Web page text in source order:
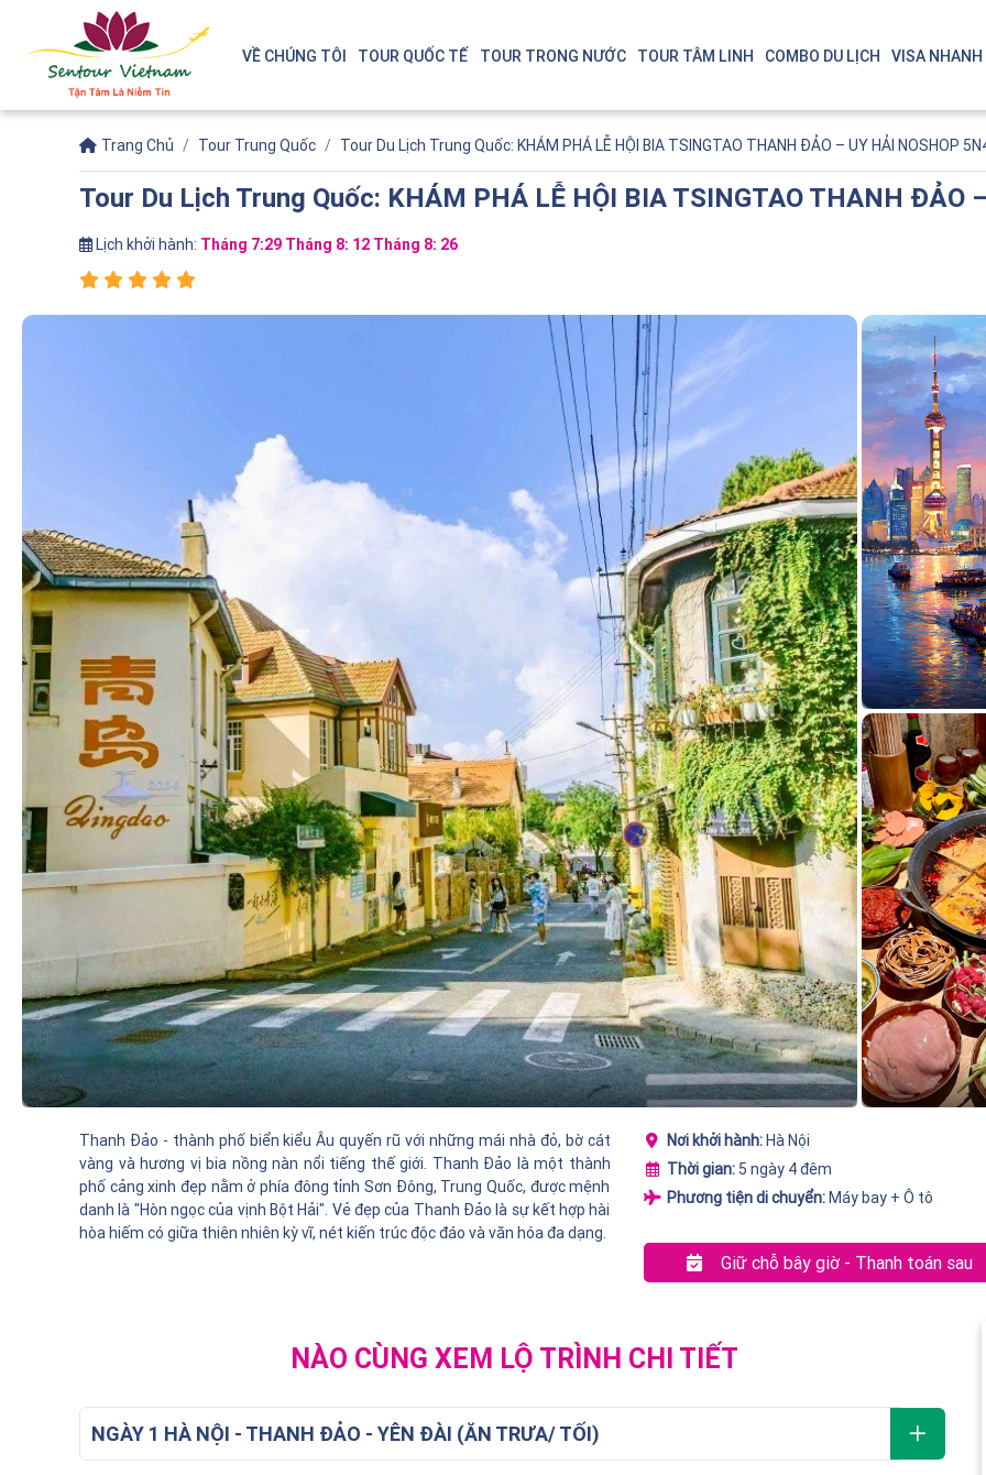
VỀ CHÚNG TÔI TOUR QUỐC TẾ TOUR TRONG NƯỚC TOUR TÂM LINH COMBO DU LỊCH VISA NHANH
Singapore - Malaysia
Bali - Indonesia
Trang Chủ Tour Trung Quốc Tour Du Lịch Trung Quốc: KHÁM PHÁ LỄ HỘI BIA TSINGTAO THANH ĐẢO – UY HẢI NOSHOP
Tour Du Lịch Trung Quốc: KHÁM PHÁ LỄ HỘI BIA TSINGTAO THANH ĐẢO
Lịch khởi hành: Tháng 7:29 Tháng 8: 12 Tháng 8: 26
Thanh Đảo - thành phố biển kiểu Âu quyến rũ với những mái nhà đỏ, bờ cát
vàng và hương vị bia nồng nàn nổi tiếng thế giới. Thanh Đảo là một thành
phố cảng xinh đẹp nằm ở phía đông tỉnh Sơn Đông, Trung Quốc, được mệnh
danh là "Hòn ngọc của vịnh Bột Hải". Vẻ đẹp của Thanh Đảo là sự kết hợp hài
hòa hiếm có giữa thiên nhiên kỳ vĩ, nét kiến trúc độc đáo và văn hóa đa dạng.
Nơi khởi hành:Hà Nội
Thời gian:5 ngày 4 đêm
Phương tiện di chuyển:Máy bay + Ô tô
Giữ chỗ bây giờ - Thanh toán sau
NÀO CÙNG XEM LỘ TRÌNH CHI TIẾT
NGÀY 1 HÀ NỘI - THANH ĐẢO - YÊN ĐÀI (ĂN TRƯA/ TỐI)